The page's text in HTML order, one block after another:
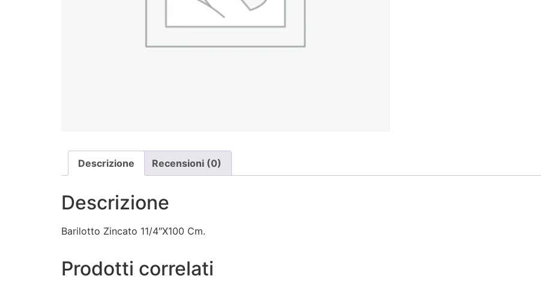
Descrizione Recensioni (0)
Descrizione
Barilotto Zincato 11/4″X100 Cm.
Prodotti correlati